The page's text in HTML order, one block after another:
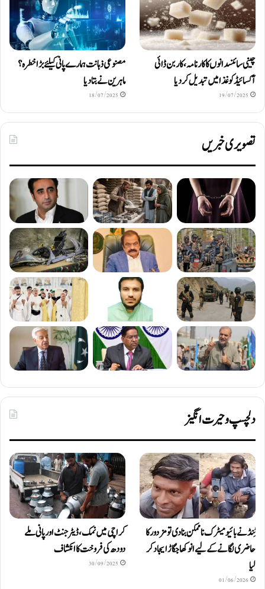
چینی سائنسدانوں کا کارنامہ، کاربن ڈائی
آکسائیڈ کو غذا میں تبدیل کردیا
19/07/2025
مصنوعی ذہانت ہمارے پانی کیلئے بڑا خطرہ؟
ماہرین نے بتا دیا
18/07/2025
تصویری خبریں
دلچسپ و حیرت انگیز
ٹِنڈ نے بائیومیٹرک ناممکن بنا دی تو مزدور کا
حاضری لگانے کے لیے انوکھا جگاڑ ایجاد کر
لیا
01/06/2026
کراچی میں نمک، ڈیٹرجنٹ اور پانی ملے
دودھ کی فروخت کا انکشاف
30/09/2025